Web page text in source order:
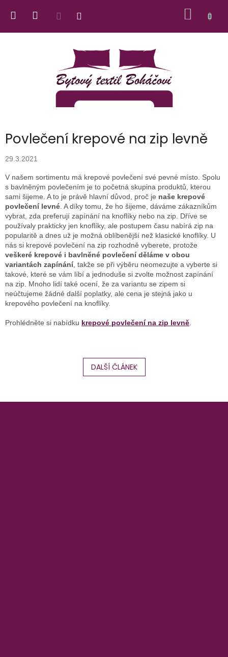
Povlečení krepové na zip levně
29.3.2021
V našem sortimentu má krepové povlečení své pevné místo. Spolu
s bavlněným povlečením je to početná skupina produktů, kterou
sami šijeme. A to je právě hlavní důvod, proč je naše krepové
povlečení levné . A díky tomu, že ho šijeme, dáváme zákazníkům
vybrat, zda preferují zapínání na knoflíky nebo na zip. Dříve se
používaly prakticky jen knoflíky, ale postupem času nabírá zip na
popularitě a dnes už je možná oblíbenější než klasické knoflíky. U
nás si krepové povlečení na zip rozhodně vyberete, protože
veškeré krepové i bavlněné povlečení děláme v obou
variantách zapínání, takže se při výběru neomezujte a vyberte si
takové, které se vám líbí a jednoduše si zvolte možnost zapínání
na zip. Mnoho lidí také ocení, že za variantu se zipem si
neúčtujeme žádné další poplatky, ale cena je stejná jako u
krepového povlečení na knoflíky.
Prohlédněte si nabídku krepové povlečení na zip levně
DALŠÍ ČLÁNEK